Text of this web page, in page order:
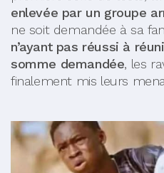
enlevée par un groupe
ne soit demandée à sa
n’ayant pas réussi à
somme demandée, les
finalement mis leurs